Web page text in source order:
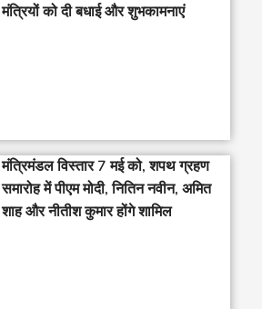
मंत्रियों को दी बधाई और शुभकामनाएं
मंत्रिमंडल विस्तार 7 मई को, शपथ ग्रहण
समारोह में पीएम मोदी, नितिन नवीन, अमित
शाह और नीतीश कुमार होंगे शामिल